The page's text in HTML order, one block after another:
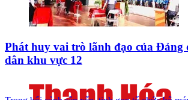
Phát huy vai trò lãnh đạo của Đảng
dân khu vực 12